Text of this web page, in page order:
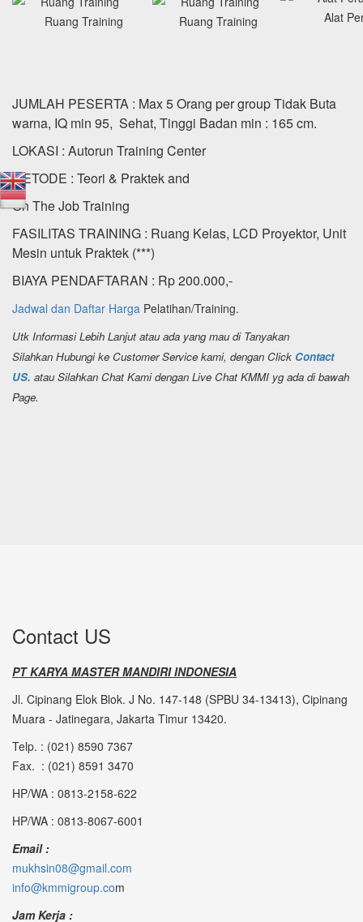
Ruang Training Ruang Training Alat
JUMLAH PESERTA : Max 5 Orang per group Tidak Buta
warna, IQ min 95, Sehat, Tinggi Badan min : 165 cm.
LOKASI : Autorun Training Center
METODE : Teori & Praktek and
On The Job Training
FASILITAS TRAINING : Ruang Kelas, LCD Proyektor, Unit
Mesin untuk Praktek (***)
BIAYA PENDAFTARAN : Rp 200.000,-
Jadwal dan Daftar Harga Pelatihan/Training.
Utk Informasi Lebih Lanjut atau ada yang mau di Tanyakan
Silahkan Hubungi ke Customer Service kami, dengan Click Contact
US. atau Silahkan Chat Kami dengan Live Chat KMMI yg ada di bawah
Page.
Contact US
PT KARYA MASTER MANDIRI INDONESIA
Jl. Cipinang Elok Blok. J No. 147-148 (SPBU 34-13413), Cipinang
Muara - Jatinegara, Jakarta Timur 13420.
Telp. : (021) 8590 7367
Fax. : (021) 8591 3470
HP/WA : 0813-2158-622
HP/WA : 0813-8067-6001
Email :
mukhsin08@gmail.com
info@kmmigroup.com
Jam Kerja :